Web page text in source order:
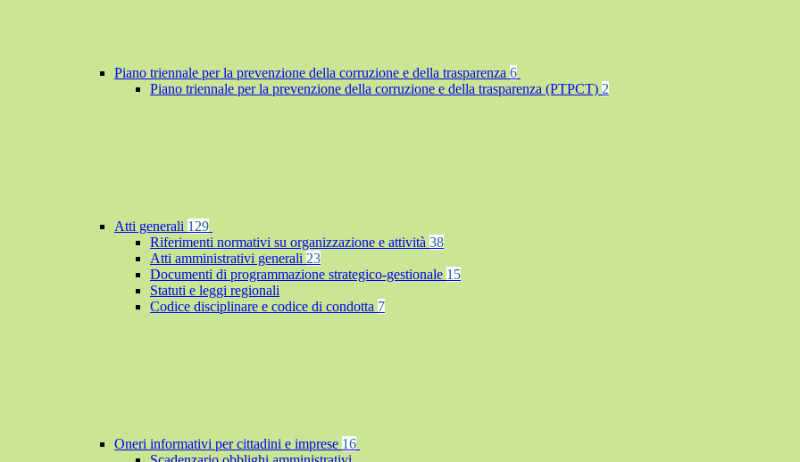
Piano triennale per la prevenzione della corruzione e della trasparenza 6
Piano triennale per la prevenzione della corruzione e della trasparenza (PTPCT) 2
Atti generali 129
Riferimenti normativi su organizzazione e attività 38
Atti amministrativi generali 23
Documenti di programmazione strategico-gestionale 15
Statuti e leggi regionali
Codice disciplinare e codice di condotta 7
Oneri informativi per cittadini e imprese 16